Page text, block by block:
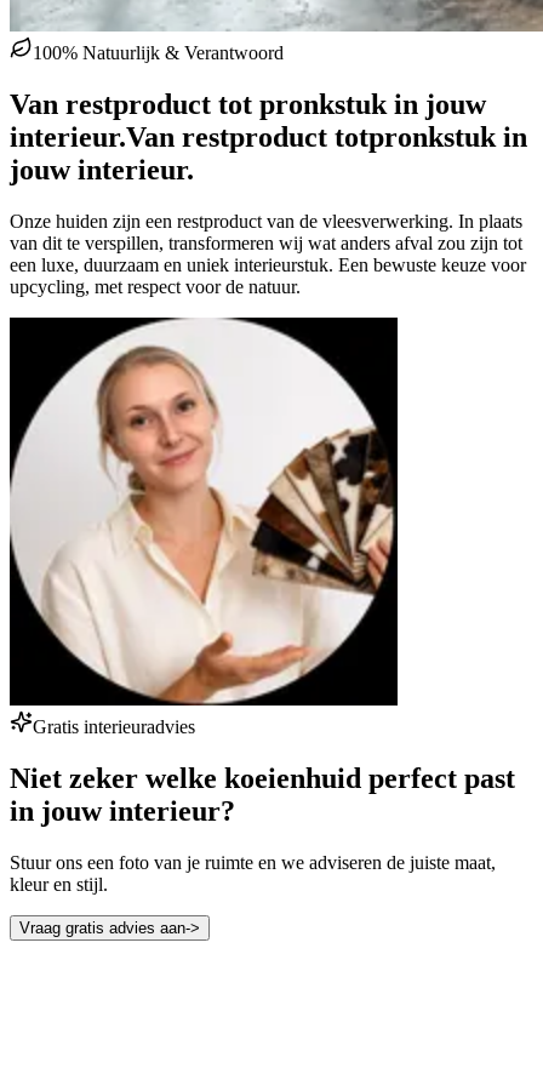
100% Natuurlijk & Verantwoord
Van restproduct tot pronkstuk in jouw
interieur.Van restproduct totpronkstuk in
jouw interieur.
Onze huiden zijn een restproduct van de vleesverwerking. In plaats
van dit te verspillen, transformeren wij wat anders afval zou zijn tot
een luxe, duurzaam en uniek interieurstuk. Een bewuste keuze voor
upcycling, met respect voor de natuur.
Gratis interieuradvies
Niet zeker welke koeienhuid perfect past
in jouw interieur?
Stuur ons een foto van je ruimte en we adviseren de juiste maat,
kleur en stijl.
Vraag gratis advies aan->